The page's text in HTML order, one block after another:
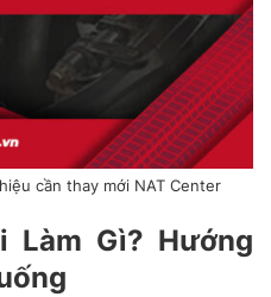
cần thay mới NAT Center
Làm Gì? Hướng